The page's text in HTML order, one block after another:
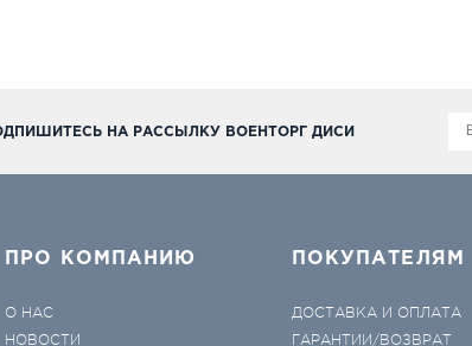
НА РАССЫЛКУ ВОЕНТОРГ ДИСИ
ПРО КОМПАНИЮ
О НАС
НОВОСТИ
ПОКУПАТЕЛЯМ
ДОСТАВКА И ОПЛАТА
ГАРАНТИИ/ВОЗВРАТ